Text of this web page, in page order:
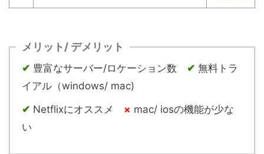
メリット/ デメリット
✔︎ 豊富なサーバー/ロケーション数 ✔︎ 無料トラ
イアル（windows/ mac)
✔︎ Netflixにオススメ × mac/ iosの機能が少な
い